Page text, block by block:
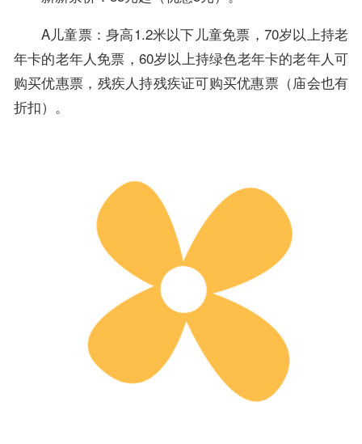
A儿童票：身高1.2米以下儿童免票，70岁以上持老
年卡的老年人免票，60岁以上持绿色老年卡的老年人可
购买优惠票，残疾人持残疾证可购买优惠票（庙会也有
折扣）。